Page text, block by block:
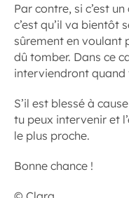
Par contre, si c’est
c’est qu’il va bientôt
sûrement en voulant
dû tomber. Dans ce
interviendront quand
S’il est blessé à
tu peux intervenir et
le plus proche.
Bonne chance !